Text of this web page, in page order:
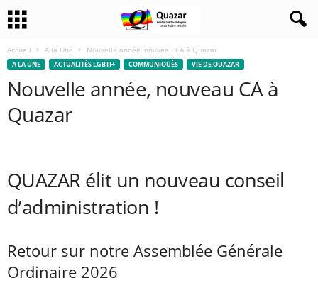
Accueil A la Une Nouvelle année, nouveau CA à Quazar
A LA UNE ACTUALITÉS LGBTI+ COMMUNIQUÉS VIE DE QUAZAR
Nouvelle année, nouveau CA à
Quazar
QUAZAR élit un nouveau conseil
d’administration !
Retour sur notre Assemblée Générale
Ordinaire 2026